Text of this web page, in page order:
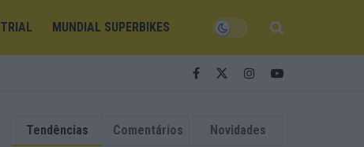
TRIAL MUNDIAL SUPERBIKES
Tendências Comentários Novidades